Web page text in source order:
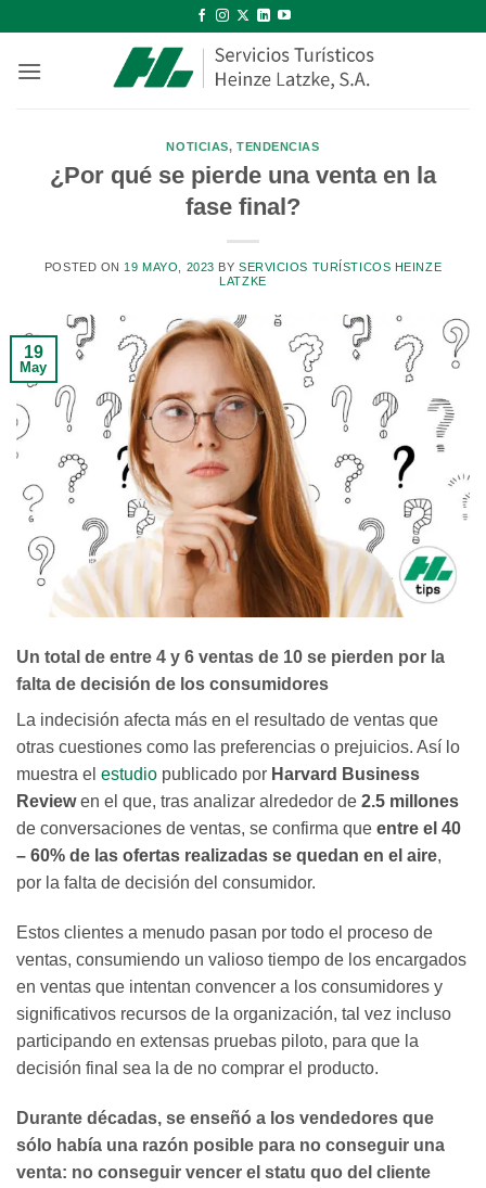
contenido
NOTICIAS, TENDENCIAS
¿Por qué se pierde una venta en la
fase final?
POSTED ON 19 MAYO, 2023 BY SERVICIOS TURÍSTICOS HEINZE
LATZKE
19
May
Un total de entre 4 y 6 ventas de 10 se pierden por la
falta de decisión de los consumidores
La indecisión afecta más en el resultado de ventas que
otras cuestiones como las preferencias o prejuicios. Así lo
muestra el estudio publicado por Harvard Business
Reviewen el que, tras analizar alrededor de 2.5 millones
de conversaciones de ventas, se confirma que entre el 40
– 60% de las ofertas realizadas se quedan en el aire,
por la falta de decisión del consumidor.
Estos clientes a menudo pasan por todo el proceso de
ventas, consumiendo un valioso tiempo de los encargados
en ventas que intentan convencer a los consumidores y
significativos recursos de la organización, tal vez incluso
participando en extensas pruebas piloto, para que la
decisión final sea la de no comprar el producto.
Durante décadas, se enseñó a los vendedores que
sólo había una razón posible para no conseguir una
venta: no conseguir vencer el statu quo del cliente